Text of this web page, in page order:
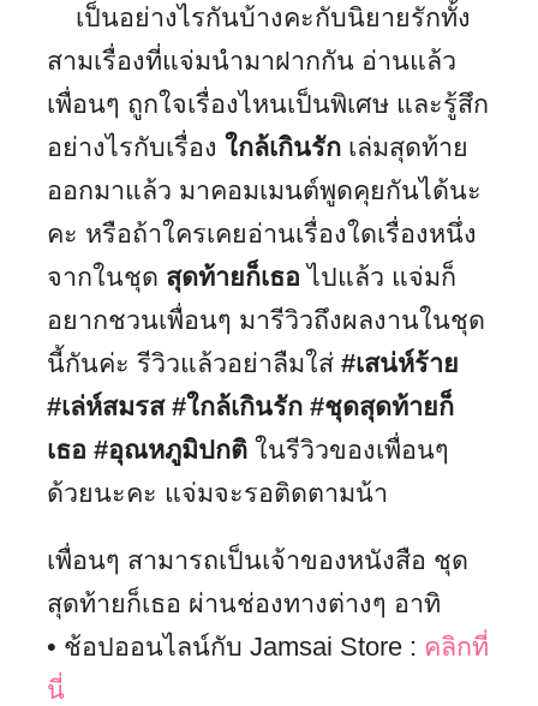
เป็นอย่างไรกันบ้างคะกับนิยายรักทั้ง
สามเรื่องที่แจ่มนำมาฝากกัน อ่านแล้ว
เพื่อนๆ ถูกใจเรื่องไหนเป็นพิเศษ และรู้สึก
อย่างไรกับเรื่องใกล้เกินรัก เล่มสุดท้าย
ออกมาแล้ว มาคอมเมนต์พูดคุยกันได้นะ
คะ หรือถ้าใครเคยอ่านเรื่องใดเรื่องหนึ่ง
จากในชุด สุดท้ายก็เธอ ไปแล้ว แจ่มก็
อยากชวนเพื่อนๆ มารีวิวถึงผลงานในชุด
นี้กันค่ะ รีวิวแล้วอย่าลืมใส่#เสน่ห์ร้าย
#เล่ห์สมรส #ใกล้เกินรัก #ชุดสุดท้ายก็
เธอ #อุณหภูมิปกติ ในรีวิวของเพื่อนๆ
ด้วยนะคะ แจ่มจะรอติดตามน้า
เพื่อนๆ สามารถเป็นเจ้าของหนังสือ ชุด
สุดท้ายก็เธอ ผ่านช่องทางต่างๆ อาทิ
• ช้อปออนไลน์กับ Jamsai Store : คลิกที่
นี่